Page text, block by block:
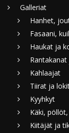
Galleriat
Hanhet,
Fasaani,
Haukat ja
Rantakanat
Kahlaajat
Tiirat ja
Kyyhkyt
Käki,
Kiitäjät ja